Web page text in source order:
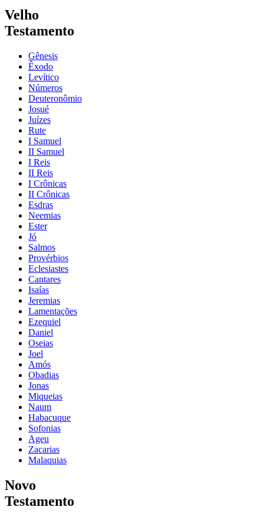
Velho
Testamento
Gênesis
Êxodo
Levítico
Números
Deuteronômio
Josué
Juízes
Rute
I Samuel
II Samuel
I Reis
II Reis
I Crônicas
II Crônicas
Esdras
Neemias
Ester
Jó
Salmos
Provérbios
Eclesiastes
Cantares
Isaías
Jeremias
Lamentações
Ezequiel
Daniel
Oseias
Joel
Amós
Obadias
Jonas
Miqueias
Naum
Habacuque
Sofonias
Ageu
Zacarias
Malaquias
Novo
Testamento